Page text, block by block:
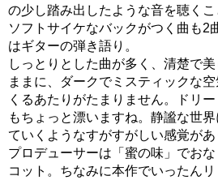
の少し踏み出したような音を聴くこ
ソフトサイケなバックがつく曲も2
はギターの弾き語り。
しっとりとした曲が多く、清楚で
ままに、ダークでミスティックな
くるあたりがたまりません。ドリ
もちょっと漂いますね。静謐な世
ていくようなすがすがしい感覚があ
プロデューサーは「蜜の味」でお
コット。ちなみに本作でいったん